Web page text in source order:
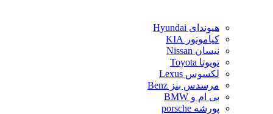
هیوندای Hyundai
کیاموتور KIA
نیسان Nissan
تویوتا Toyota
لکسوس Lexus
مرسدس بنز Benz
بی ام و BMW
پورشه porsche